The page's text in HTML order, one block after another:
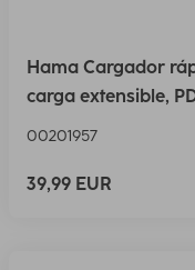
Hama Cargador
carga extensible,
00201957
39,99 EUR